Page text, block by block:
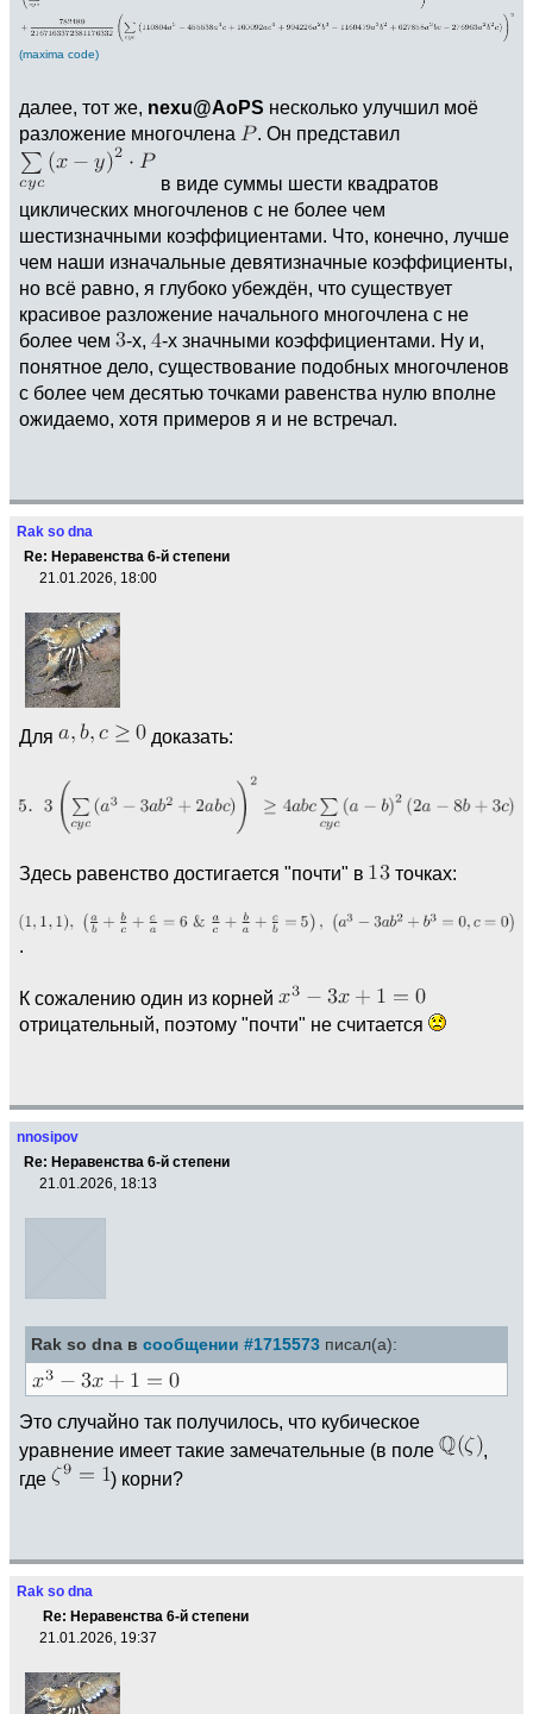
(maxima code)
далее, тот же, nexu@AoPS несколько улучшил моё
разложение многочлена
. Он представил
в виде суммы шести квадратов
циклических многочленов с не более чем
шестизначными коэффициентами. Что, конечно, лучше
чем наши изначальные девятизначные коэффициенты,
но всё равно, я глубоко убеждён, что существует
красивое разложение начального многочлена с не
более чем
-х,
-х значными коэффициентами. Ну и,
понятное дело, существование подобных многочленов
с более чем десятью точками равенства нулю вполне
ожидаемо, хотя примеров я и не встречал.
Rak so dna
Re: Неравенства 6-й степени
21.01.2026, 18:00
Для доказать:
Здесь равенство достигается "почти" в точках:
.
К сожалению один из корней
отрицательный, поэтому "почти" не считается
nnosipov
Re: Неравенства 6-й степени
21.01.2026, 18:13
Rak so dna в сообщении #1715573 писал(а):
Это случайно так получилось, что кубическое
уравнение имеет такие замечательные (в поле
,
где
) корни?
Rak so dna
Re: Неравенства 6-й степени
21.01.2026, 19:37